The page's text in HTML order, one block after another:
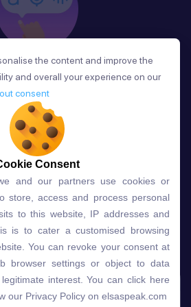
Phản Hồi
học nhận phản hồi về phát
lập tức, giúp cải thiện kỹ năng
bộ nhanh chóng.
học ELSA dành
bạn
Free Premium
the content and improve the
and overall your experience on our
consent
Consent
and our partners use cookies or
store, access and process personal
to this website, IP addresses and
is to cater a customised browsing
You can revoke your consent at
browser settings or object to data
interest. You can click here
our Privacy Policy on elsaspeak.com
the content and improve the
and overall your experience on our
consent
Consent
and our partners use cookies or
store, access and process personal
to this website, IP addresses and
is to cater a customised browsing
You can revoke your consent at
browser settings or object to data
interest. You can click here
our Privacy Policy on elsaspeak.com